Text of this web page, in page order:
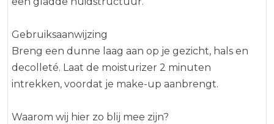
vermindert kraaienpootjes. Wij gebruiken een
huid doen opzwellen. De rimpel wordt hierdoor
van buitenaf opgevuld.
Alle ingrediënten
Alcohol, Propanediol, Butyrospermum Parkii
Gebruiksaanwijzing
Breng een dunne laag aan op je gezicht, hals en
decolleté. Laat de moisturizer 2 minuten
intrekken, voordat je make-up aanbrengt.
Waarom wij hier zo blij mee zijn?